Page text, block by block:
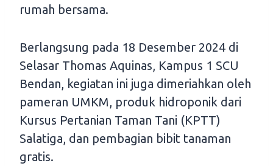
rumah bersama.
Berlangsung pada 18 Desember 2024 di
Selasar Thomas Aquinas, Kampus 1 SCU
Bendan, kegiatan ini juga dimeriahkan oleh
pameran UMKM, produk hidroponik dari
Kursus Pertanian Taman Tani (KPTT)
Salatiga, dan pembagian bibit tanaman
gratis.